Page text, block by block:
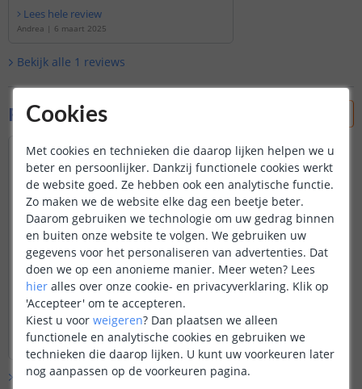
Lees hele review
Andrea | 6 maart 2025
Bekijk alle 1 reviews
Foto's van klanten
Bekijk alleklantfoto’s
Cookies
Met cookies en technieken die daarop lijken helpen we u
beter en persoonlijker. Dankzij functionele cookies werkt
de website goed. Ze hebben ook een analytische functie.
Zo maken we de website elke dag een beetje beter.
Daarom gebruiken we technologie om uw gedrag binnen
en buiten onze website te volgen. We gebruiken uw
gegevens voor het personaliseren van advertenties. Dat
doen we op een anonieme manier. Meer weten? Lees
hier alles over onze cookie- en privacyverklaring. Klik op
'Accepteer' om te accepteren.
Kiest u voor weigeren? Dan plaatsen we alleen
functionele en analytische cookies en gebruiken we
technieken die daarop lijken. U kunt uw voorkeuren later
nog aanpassen op de voorkeuren pagina.